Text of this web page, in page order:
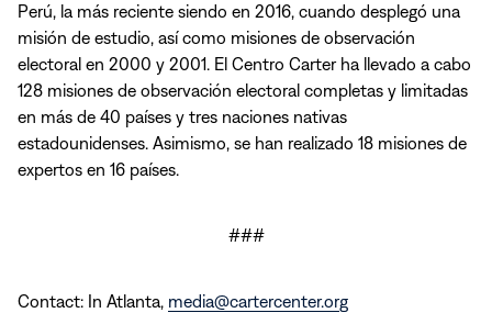
Perú, la más reciente siendo en 2016, cuando desplegó una
misión de estudio, así como misiones de observación
electoral en 2000 y 2001. El Centro Carter ha llevado a cabo
128 misiones de observación electoral completas y limitadas
en más de 40 países y tres naciones nativas
estadounidenses. Asimismo, se han realizado 18 misiones de
expertos en 16 países.
###
Contact: In Atlanta, media@cartercenter.org